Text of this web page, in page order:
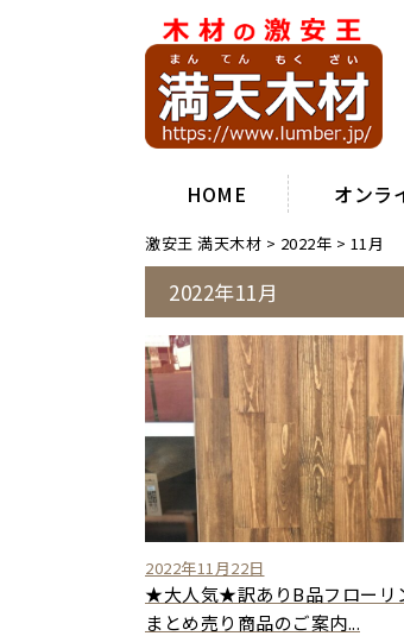
HOME オンラ
激安王 満天木材 > 2022年 > 11月
2022年11月
2022年11月22日
★大人気★訳ありB品フローリ
まとめ売り商品のご案内...